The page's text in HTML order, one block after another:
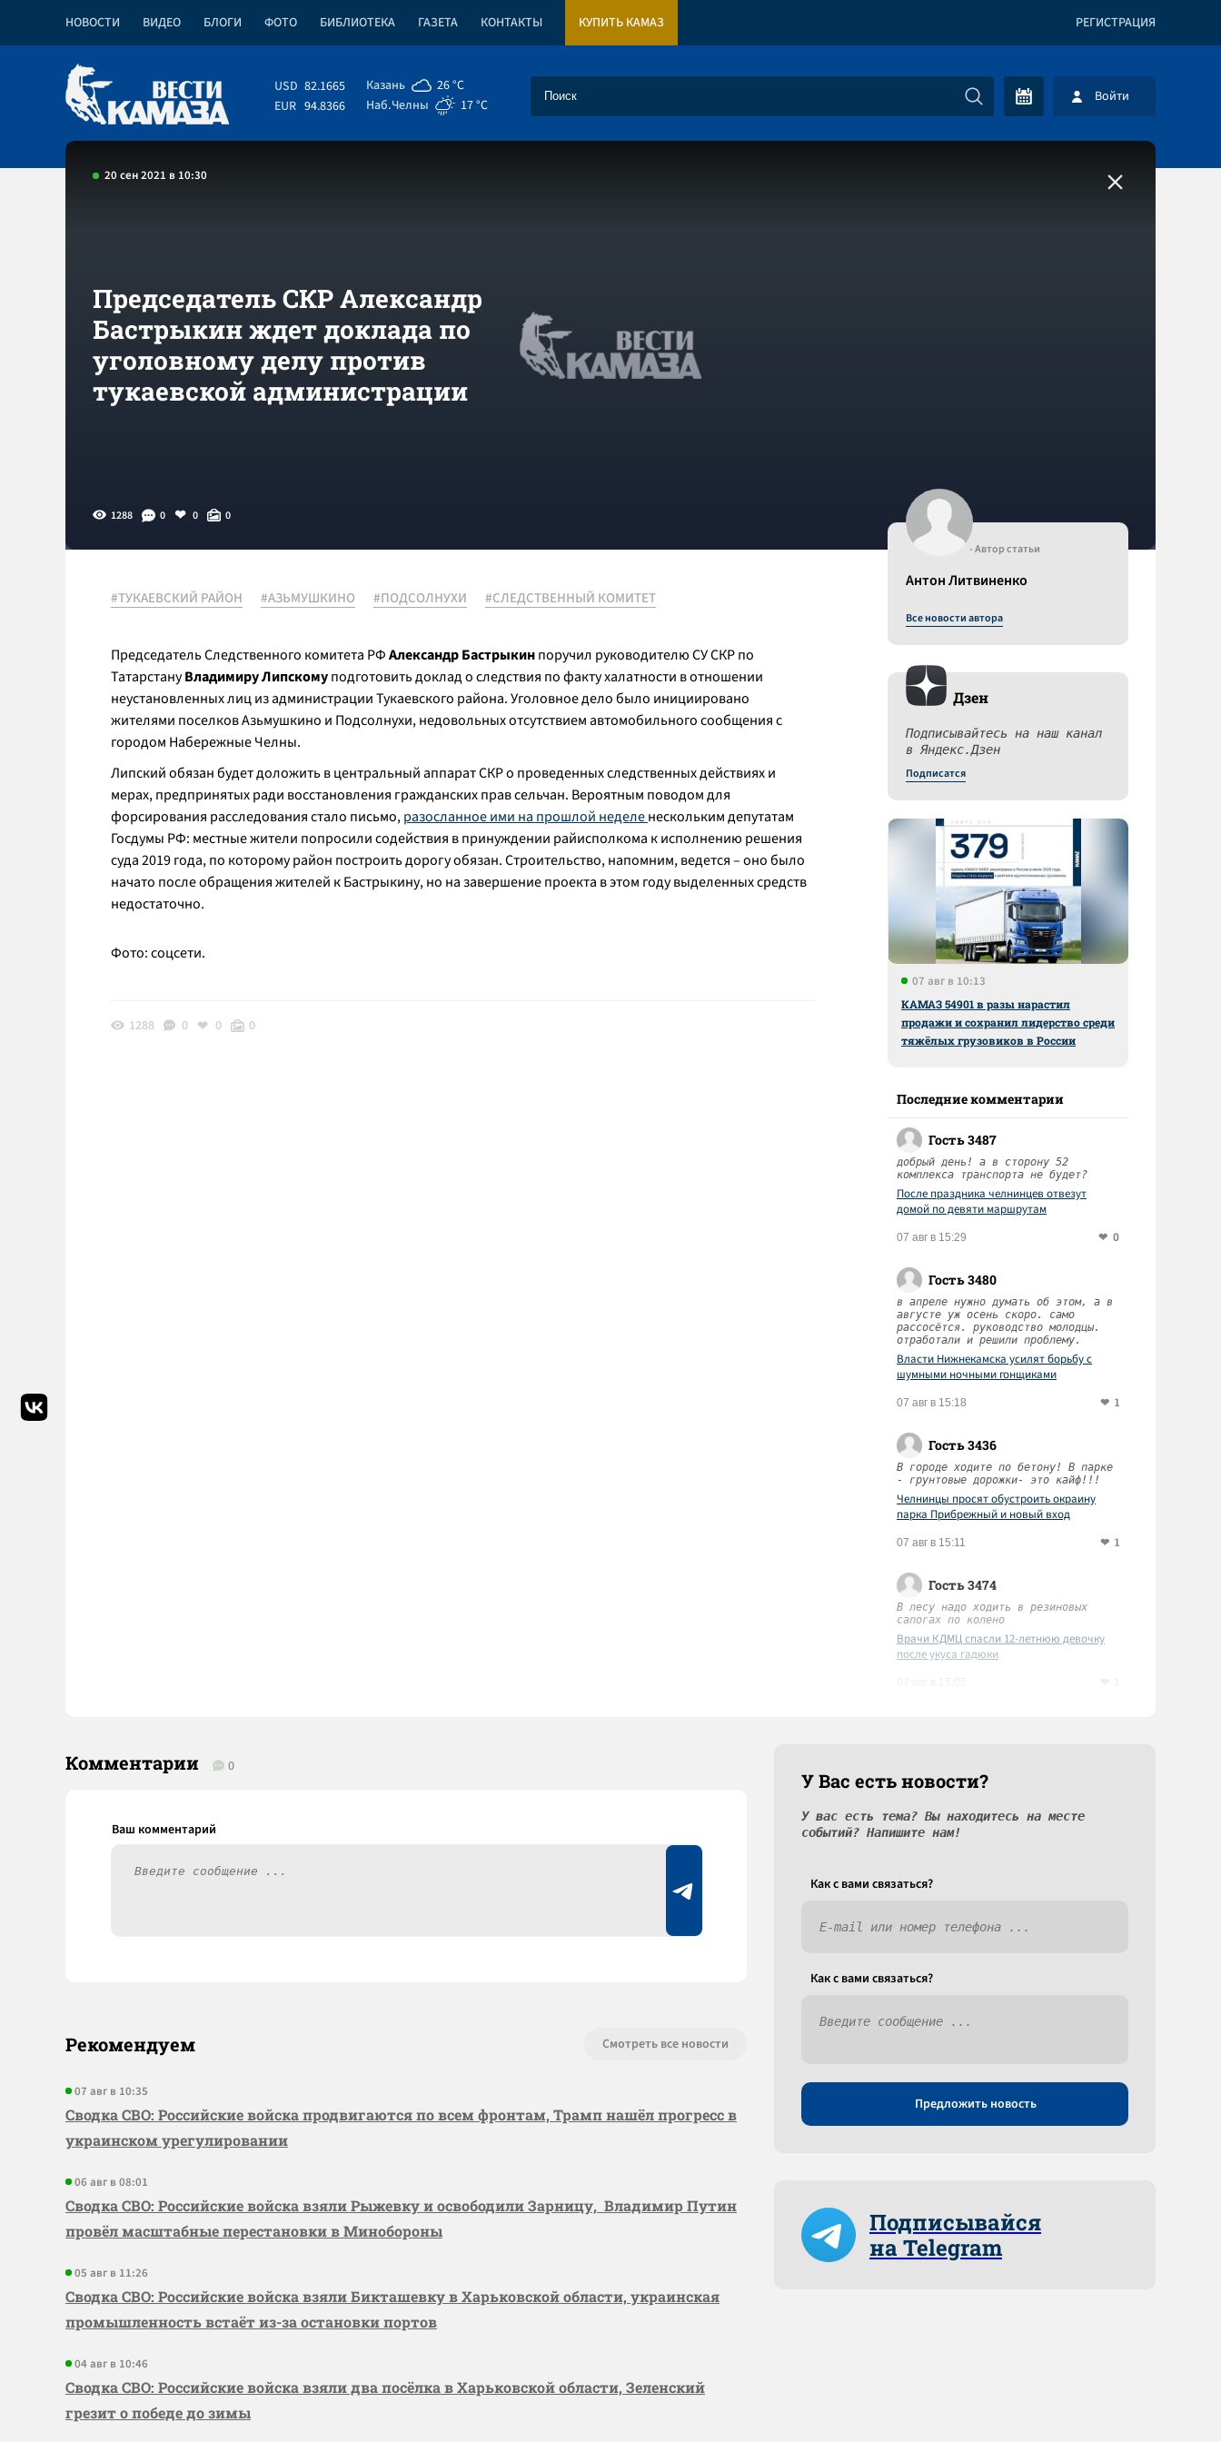
НОВОСТИ ВИДЕО БЛОГИ ФОТО БИБЛИОТЕКА ГАЗЕТА КОНТАКТЫ КУПИТЬ КАМАЗ РЕГИСТРАЦИЯ
USD 82.1665
EUR 94.8366
Казань
26 °C
Наб.Челны
17 °C Войти
20 сен 2021 в 10:30
Председатель СКР Александр
Бастрыкин ждет доклада по
уголовному делу против
тукаевской администрации
1288 0 0 0
#ТУКАЕВСКИЙ РАЙОН #АЗЬМУШКИНО #ПОДСОЛНУХИ #СЛЕДСТВЕННЫЙ КОМИТЕТ
Председатель Следственного комитета РФАлександр Бастрыкинпоручил руководителю СУ СКР по
ТатарстануВладимиру Липскомуподготовить доклад о следствия по факту халатности в отношении
неустановленных лиц из администрации Тукаевского района. Уголовное дело было инициировано
жителями поселков Азьмушкино и Подсолнухи, недовольных отсутствием автомобильного сообщения с
городом Набережные Челны.
Липский обязан будет доложить в центральный аппарат СКР о проведенных следственных действиях и
мерах, предпринятых ради восстановления гражданских прав сельчан. Вероятным поводом для
форсирования расследования стало письмо,разосланное ими на прошлой неделенескольким депутатам
Госдумы РФ: местные жители попросили содействия в принуждении райисполкома к исполнению решения
суда 2019 года, по которому район построить дорогу обязан. Строительство, напомним, ведется – оно было
начато после обращения жителей к Бастрыкину, но на завершение проекта в этом году выделенных средств
недостаточно.
Фото: соцсети.
1288 0 0 0
- Автор статьи
Антон Литвиненко
Все новости автора
Дзен
Подписывайтесь на наш канал
в Яндекс.Дзен
Подписатся
07 авг в 10:13
КАМАЗ 54901 в разы нарастил
продажи и сохранил лидерство среди
тяжёлых грузовиков в России
Последние комментарии
Гость 3487
добрый день! а в сторону 52
комплекса транспорта не будет?
После праздника челнинцев отвезут
домой по девяти маршрутам
07 авг в 15:29 0
Гость 3480
в апреле нужно думать об этом, а в
августе уж осень скоро. само
рассосётся. руководство молодцы.
отработали и решили проблему.
Власти Нижнекамска усилят борьбу с
шумными ночными гонщиками
07 авг в 15:18 1
Гость 3436
В городе ходите по бетону! В парке
- грунтовые дорожки- это кайф!!!
Челнинцы просят обустроить окраину
парка Прибрежный и новый вход
07 авг в 15:11 1
Гость 3474
В лесу надо ходить в резиновых
сапогах по колено
Врачи КДМЦ спасли 12-летнюю девочку
после укуса гадюки
Комментарии 0
Рекомендуем Смотреть все новости
07 авг в 10:35
Сводка СВО: Российские войска продвигаются по всем фронтам, Трамп нашёл прогресс в
украинском урегулировании
06 авг в 08:01
Сводка СВО: Российские войска взяли Рыжевку и освободили Зарницу, Владимир Путин
провёл масштабные перестановки в Минобороны
05 авг в 11:26
Сводка СВО: Российские войска взяли Бикташевку в Харьковской области, украинская
промышленность встаёт из-за остановки портов
04 авг в 10:46
Сводка СВО: Российские войска взяли два посёлка в Харьковской области, Зеленский
грезит о победе до зимы
У Вас есть новости?
У вас есть тема? Вы находитесь на месте
событий? Напишите нам!
Как c вами связаться?
Как c вами связаться?
Предложить новость
Подписывайся
на Telegram